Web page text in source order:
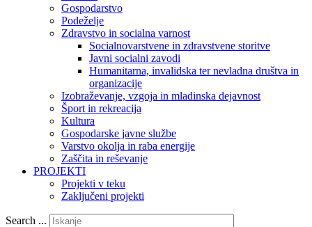
Gospodarstvo
Podeželje
Zdravstvo in socialna varnost
Socialnovarstvene in zdravstvene storitve
Javni socialni zavodi
Humanitarna, invalidska ter nevladna društva in
organizacije
Izobraževanje, vzgoja in mladinska dejavnost
Šport in rekreacija
Kultura
Gospodarske javne službe
Varstvo okolja in raba energije
Zaščita in reševanje
PROJEKTI
Projekti v teku
Zaključeni projekti
Search ...